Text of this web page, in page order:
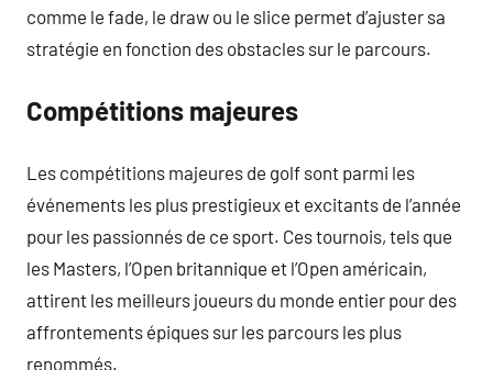
comme le fade, le draw ou le slice permet d’ajuster sa
stratégie en fonction des obstacles sur le parcours.
Compétitions majeures
Les compétitions majeures de golf sont parmi les
événements les plus prestigieux et excitants de l’année
pour les passionnés de ce sport. Ces tournois, tels que
les Masters, l’Open britannique et l’Open américain,
attirent les meilleurs joueurs du monde entier pour des
affrontements épiques sur les parcours les plus
renommés.